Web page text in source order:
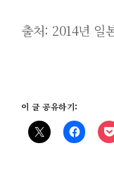
출처: 2014년 일
이 글 공유하기: